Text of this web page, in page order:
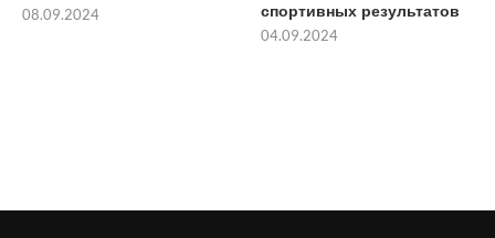
08.09.2024
спортивных результатов
04.09.2024